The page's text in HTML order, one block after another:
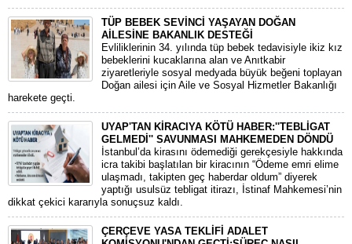
TÜP BEBEK SEVİNCİ YAŞAYAN DOĞAN
AİLESİNE BAKANLIK DESTEĞİ
​Evliliklerinin 34. yılında tüp bebek tedavisiyle ikiz kız
bebeklerini kucaklarına alan ve Anıtkabir
ziyaretleriyle sosyal medyada büyük beğeni toplayan
Doğan ailesi için Aile ve Sosyal Hizmetler Bakanlığı
harekete geçti.
UYAP'TAN KİRACIYA KÖTÜ HABER:''TEBLİGAT
GELMEDİ'' SAVUNMASI MAHKEMEDEN DÖNDÜ
​İstanbul’da kirasını ödemediği gerekçesiyle hakkında
icra takibi başlatılan bir kiracının “Ödeme emri elime
ulaşmadı, takipten geç haberdar oldum” diyerek
yaptığı usulsüz tebligat itirazı, İstinaf Mahkemesi’nin
dikkat çekici kararıyla sonuçsuz kaldı.
ÇERÇEVE YASA TEKLİFİ ADALET